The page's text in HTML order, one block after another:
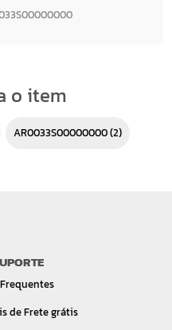
o item
AR0033S00000000(2)
de Frete grátis